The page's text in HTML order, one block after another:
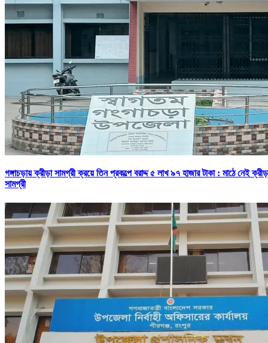
গঙ্গাচড়ায় ক্রীড়া সামগ্রী ক্রয়ে তিন প্রকল্পে বরাদ্দ ৫ লাখ ৯৭ হাজার টাকা : মাঠে নেই
সামগ্রী